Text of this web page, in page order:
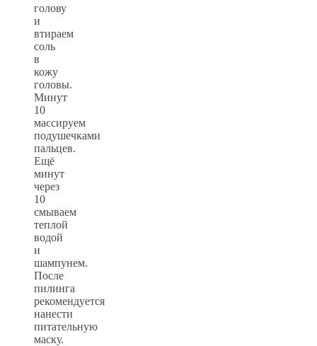
голову
и
втираем
соль
в
кожу
головы.
Минут
10
массируем
подушечками
пальцев.
Ещё
минут
через
10
смываем
теплой
водой
и
шампунем.
После
пилинга
рекомендуется
нанести
питательную
маску.